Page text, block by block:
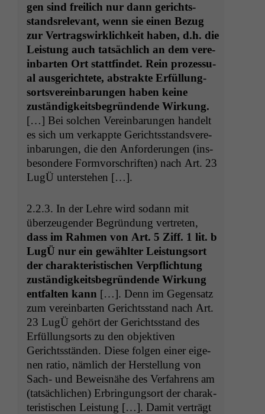
gen sind freilich nur dann gerichts­
stand­srel­e­vant, wenn sie einen Bezug
zur Ver­tragswirk­lichkeit haben, d.h. die
Leis­tung auch tat­säch­lich an dem vere­
in­barten Ort stat­tfind­et. Rein prozes­su­
al aus­gerichtete, abstrak­te Erfül­lung­
sortsvere­in­barun­gen haben keine
zuständigkeits­be­grün­dende Wirkung.
[…] Bei solchen Vere­in­barun­gen han­delt
es sich um verkappte Gerichts­standsvere­
in­barun­gen, die den Anforderun­gen (ins­
beson­dere For­mvorschriften) nach Art. 23
LugÜ unterstehen […].
2.2.3. In der Lehre wird sodann mit
überzeu­gen­der Begrün­dung vertreten,
dass im Rah­men von Art. 5 Ziff. 1 lit. b
LugÜ nur ein gewählter Leis­tung­sort
der charak­ter­is­tis­chen Verpflich­tung
zuständigkeits­be­grün­dende Wirkung
ent­fal­ten kann […]. Denn im Gegen­satz
zum vere­in­barten Gerichts­stand nach Art.
23 LugÜ gehört der Gerichts­stand des
Erfül­lung­sorts zu den objek­tiv­en
Gerichtsstän­den. Diese fol­gen ein­er eige­
nen ratio, näm­lich der Her­stel­lung von
Sach- und Beweis­nähe des Ver­fahrens am
(tat­säch­lichen) Erbringung­sort der charak­
ter­is­tis­chen Leis­tung […]. Damit verträgt